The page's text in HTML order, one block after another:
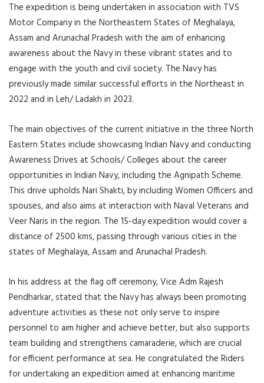
The expedition is being undertaken in association with TVS
Motor Company in the Northeastern States of Meghalaya,
Assam and Arunachal Pradesh with the aim of enhancing
awareness about the Navy in these vibrant states and to
engage with the youth and civil society. The Navy has
previously made similar successful efforts in the Northeast in
2022 and in Leh/ Ladakh in 2023.
The main objectives of the current initiative in the three North
Eastern States include showcasing Indian Navy and conducting
Awareness Drives at Schools/ Colleges about the career
opportunities in Indian Navy, including the Agnipath Scheme.
This drive upholds Nari Shakti, by including Women Officers and
spouses, and also aims at interaction with Naval Veterans and
Veer Naris in the region. The 15-day expedition would cover a
distance of 2500 kms, passing through various cities in the
states of Meghalaya, Assam and Arunachal Pradesh.
In his address at the flag off ceremony, Vice Adm Rajesh
Pendharkar, stated that the Navy has always been promoting
adventure activities as these not only serve to inspire
personnel to aim higher and achieve better, but also supports
team building and strengthens camaraderie, which are crucial
for efficient performance at sea. He congratulated the Riders
for undertaking an expedition aimed at enhancing maritime